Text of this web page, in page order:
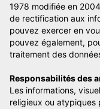
1978 modifiée en
de rectification aux
pouvez exercer en
pouvez également,
traitement des
Responsabilités des
Les informations,
religieux ou atypiques